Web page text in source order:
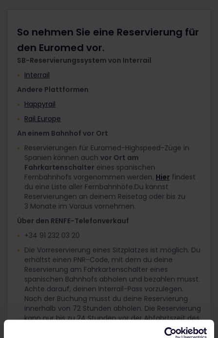
So nehmen Sie eine Reservierung für
den Euromed vor.
SB-Reservierungssystem von Interrail
Interrail
Andere Plattformen
Happyrail
Rail Europe
An einem Bahnhof vor Ort
Reservierungen für Euromed-Highspeed-Züge in
Spanien können auch vor Ort am
Fahrkartenschalter eines spanischen
Fernbahnhofs vorgenommen werden. Hier findest
du eine Liste aller Fernbahnhöfe.Du kannst
Reservierungen an deinem Reisetag oder bis zu
3 Monate im Voraus vornehmen.
Über den RENFE-Telefonverkauf
+34 91 232 03 20
Die Vorreservierung eines Sitzplatzes ist möglich. Du
erhältst einen PNR-Code, mit dem du deine
Reservierung am Fahrkartenschalter eines
spanischen Bahnhofs abholen und bezahlen musst.
Achte darauf, deinen Interrail-Pass vorzulegen.
Nach der Buchung musst du deine Reservierung
innerhalb von 72 Stunden abholen. Die Reservierung
kann nur bis zu 24 Stunden vor der Abfahrtszeit des
Zuges gebucht werden. Nach Ablauf dieser Zeit